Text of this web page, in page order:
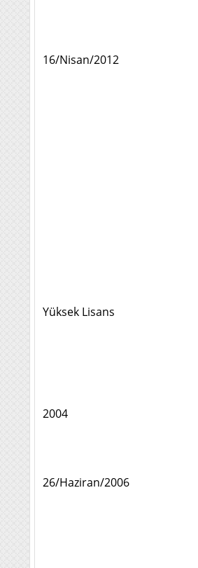
16/Nisan/2012
Yüksek Lisans
2004
26/Haziran/2006